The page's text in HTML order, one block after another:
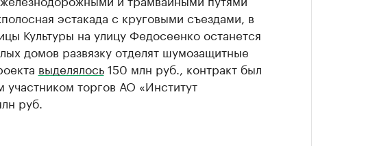
эстакада с круговыми съездами, в
Культуры на улицу Федосеенко останется
домов развязку отделят шумозащитные
выделялось150 млн руб., контракт был
торгов АО «Институт
руб.